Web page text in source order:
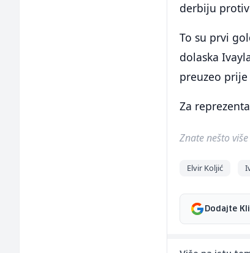
derbiju
To su prvi
dolaska
preuzeo
Za
Znate nešto
Elvir Koljić
Dodajte